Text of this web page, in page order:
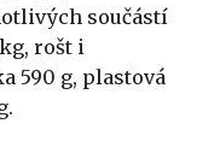
součástí
rošt i
590 g, plastová